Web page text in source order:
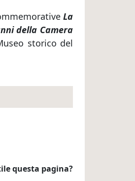
La
della Camera
storico del
questa pagina?